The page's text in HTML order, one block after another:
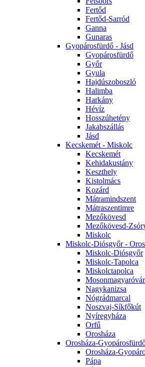
Fertőd
Fertőd-Sarród
Ganna
Gunaras
Gyopárosfürdő - Jásd
Gyopárosfürdő
Győr
Gyula
Hajdúszoboszló
Halimba
Harkány
Hévíz
Hosszúhetény
Jakabszállás
Jásd
Kecskemét - Miskolc
Kecskemét
Kehidakustány
Keszthely
Kistolmács
Kozárd
Mátramindszent
Mátraszentimre
Mezőkövesd
Mezőkövesd-
Miskolc
Miskolc-Diósgyőr -
Miskolc-Diósgyőr
Miskolc-Tapolca
Miskolctapolca
Mosonmagyaróvár
Nagykanizsa
Nógrádmarcal
Noszvaj-Síkfőkút
Nyíregyháza
Orfű
Orosháza
Orosháza-
Orosháza-
Pápa